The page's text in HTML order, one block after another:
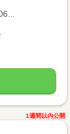
1週間以内公開